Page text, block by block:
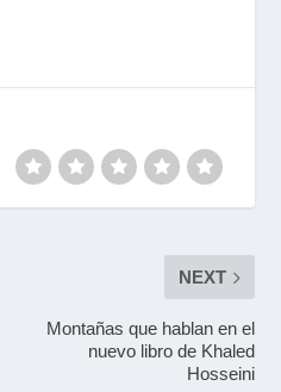
NEXT
Montañas que hablan en el
nuevo libro de Khaled
Hosseini